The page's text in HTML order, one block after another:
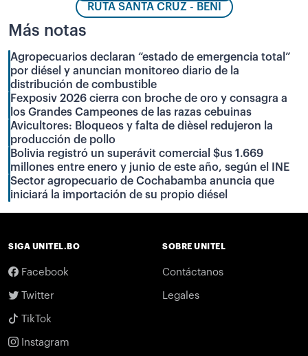
RUTA SANTA CRUZ - BENI
Más notas
Agropecuarios declaran “estado de emergencia total”
por diésel y anuncian monitoreo diario de la
distribución de combustible
Fexposiv 2026 cierra con broche de oro y consagra a
los Grandes Campeones de las razas cebuinas
Avicultores: Bloqueos y falta de dièsel redujeron la
producción de pollo
Bolivia registró un superávit comercial $us 1.669
millones entre enero y junio de este año, según el INE
Sector agropecuario de Cochabamba anuncia que
iniciará la importación de su propio diésel
SIGA UNITEL.BO
Facebook
Twitter
TikTok
Instagram
SOBRE UNITEL
Contáctanos
Legales